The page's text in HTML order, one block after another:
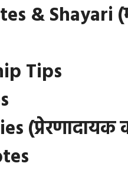
& Shayari
Tips
(प्रेरणादायक